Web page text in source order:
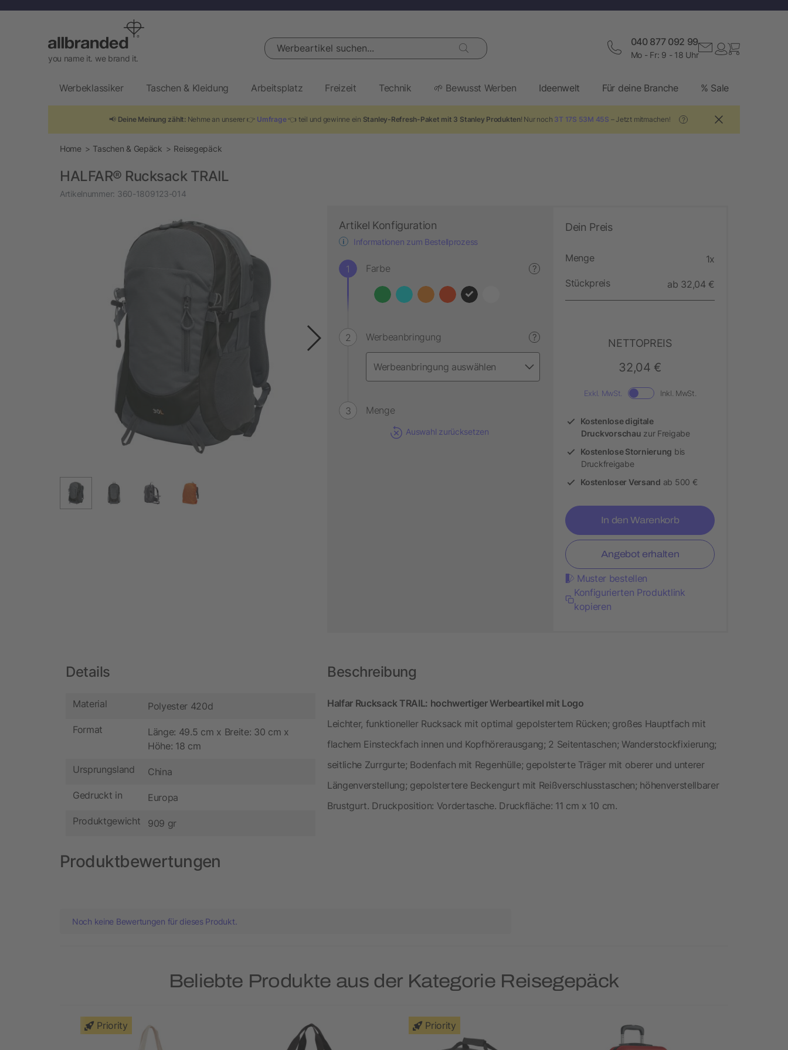
you name it. we brand it.
Werbeartikel suchen... 040 877 092 99
Mo - Fr: 9 - 18 Uhr
Werbeklassiker Taschen & Kleidung Arbeitsplatz Freizeit Technik 🌱 Bewusst Werben Ideenwelt Für deine Branche % Sale
📢 Deine Meinung zählt:Nehme an unserer 👉 Umfrage👈 teil und gewinne ein Stanley-Refresh-Paket mit 3 Stanley Produkten! Nur noch 3T 17S 53M 44S – Jetzt mitmachen! ?
Home Taschen & Gepäck Reisegepäck
HALFAR® Rucksack TRAIL
Artikelnummer: 360-1809123-014
Artikel Konfiguration
Informationen zum Bestellprozess
Farbe ?
Werbeanbringung ?
Menge
Auswahl zurücksetzen
Dein Preis
Menge 1x
Stückpreis ab 32,04 €
NETTOPREIS
32,04 €
Exkl. MwSt. Inkl. MwSt.
Kostenlose digitale
Druckvorschau zur Freigabe
Kostenlose Stornierung bis
Druckfreigabe
Kostenloser Versand ab 500 €
In den Warenkorb
Angebot erhalten
Muster bestellen
Konfigurierten Produktlink
kopieren
Details
Material Polyester 420d
Format
Länge: 49.5 cm x Breite: 30 cm x
Höhe: 18 cm
Ursprungsland China
Gedruckt in Europa
Produktgewicht 909 gr
Beschreibung
Halfar Rucksack TRAIL: hochwertiger Werbeartikel mit Logo
Leichter, funktioneller Rucksack mit optimal gepolstertem Rücken; großes Hauptfach mit
flachem Einsteckfach innen und Kopfhörerausgang; 2 Seitentaschen; Wanderstockfixierung;
seitliche Zurrgurte; Bodenfach mit Regenhülle; gepolsterte Träger mit oberer und unterer
Längenverstellung; gepolstertere Beckengurt mit Reißverschlusstaschen; höhenverstellbarer
Brustgurt. Druckposition: Vordertasche. Druckfläche: 11 cm x 10 cm.
Produktbewertungen
Noch keine Bewertungen für dieses Produkt.
Beliebte Produkte aus der Kategorie Reisegepäck
Priority Priority